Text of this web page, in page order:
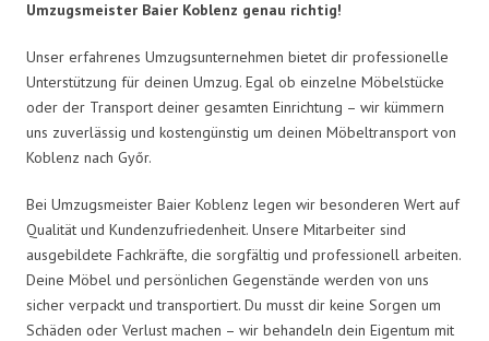
Umzugsmeister Baier Koblenz genau richtig!
Unser erfahrenes Umzugsunternehmen bietet dir professionelle
Unterstützung für deinen Umzug. Egal ob einzelne Möbelstücke
oder der Transport deiner gesamten Einrichtung – wir kümmern
uns zuverlässig und kostengünstig um deinen Möbeltransport von
Koblenz nach Győr.
Bei Umzugsmeister Baier Koblenz legen wir besonderen Wert auf
Qualität und Kundenzufriedenheit. Unsere Mitarbeiter sind
ausgebildete Fachkräfte, die sorgfältig und professionell arbeiten.
Deine Möbel und persönlichen Gegenstände werden von uns
sicher verpackt und transportiert. Du musst dir keine Sorgen um
Schäden oder Verlust machen – wir behandeln dein Eigentum mit